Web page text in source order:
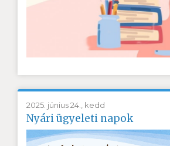
2025. június 24., kedd
Nyári ügyeleti napok